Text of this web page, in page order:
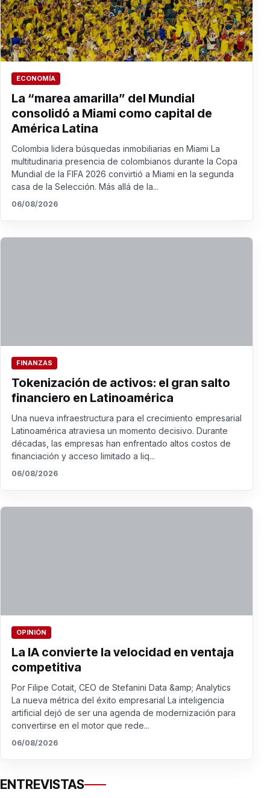
ECONOMÍA
La “marea amarilla” del Mundial
consolidó a Miami como capital de
América Latina
Colombia lidera búsquedas inmobiliarias en Miami La
multitudinaria presencia de colombianos durante la Copa
Mundial de la FIFA 2026 convirtió a Miami en la segunda
casa de la Selección. Más allá de la...
06/08/2026
FINANZAS
Tokenización de activos: el gran salto
financiero en Latinoamérica
Una nueva infraestructura para el crecimiento empresarial
Latinoamérica atraviesa un momento decisivo. Durante
décadas, las empresas han enfrentado altos costos de
financiación y acceso limitado a liq...
06/08/2026
OPINIÓN
La IA convierte la velocidad en ventaja
competitiva
Por Filipe Cotait, CEO de Stefanini Data &amp; Analytics
La nueva métrica del éxito empresarial La inteligencia
artificial dejó de ser una agenda de modernización para
convertirse en el motor que rede...
06/08/2026
ENTREVISTAS